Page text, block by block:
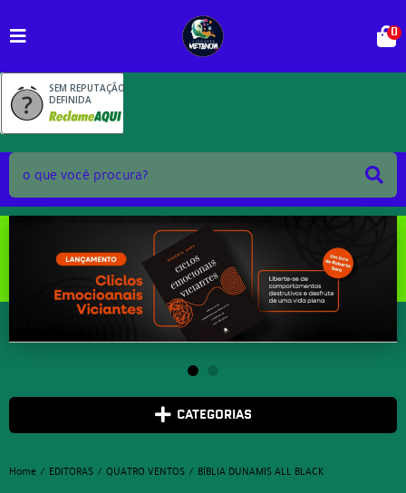
SEM REPUTAÇÃO
DEFINIDA
0
CATEGORIAS
Home EDITORAS QUATRO VENTOS BÍBLIA DUNAMIS ALL BLACK